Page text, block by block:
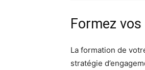
Formez
La formation de
stratégie